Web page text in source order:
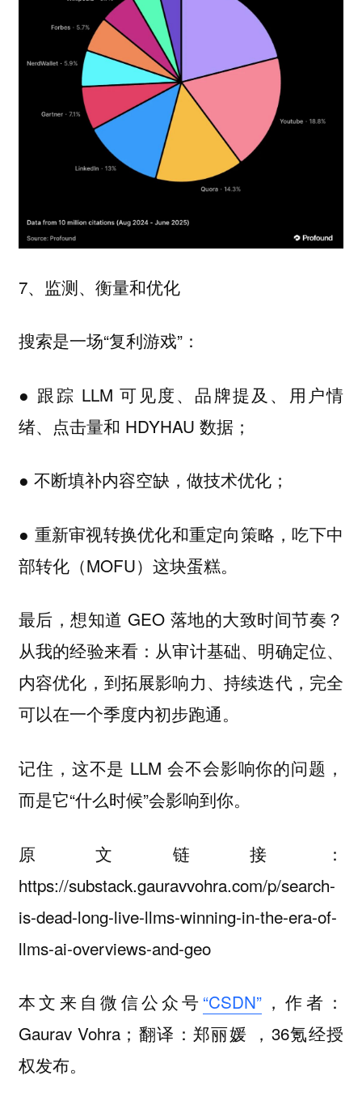
7、 监测、衡量和优化
搜索是一场“复利游戏”：
● 跟踪 LLM 可见度、品牌提及、用户情
绪、点击量和 HDYHAU 数据；
● 不断填补内容空缺，做技术优化；
● 重新审视转换优化和重定向策略，吃下中
部转化（MOFU）这块蛋糕。
最后，想知道 GEO 落地的大致时间节奏？
从我的经验来看：从审计基础、明确定位、
内容优化，到拓展影响力、持续迭代，完全
可以在一个季度内初步跑通。
记住，这不是 LLM 会不会影响你的问题，
而是它“什么时候”会影响到你。
原文链接：
https://substack.gauravvohra.com/p/search-
is-dead-long-live-llms-winning-in-the-era-of-
llms-ai-overviews-and-geo
本文来自微信公众号 “CSDN”，作者：
Gaurav Vohra；翻译：郑丽媛 ，36氪经授
权发布。